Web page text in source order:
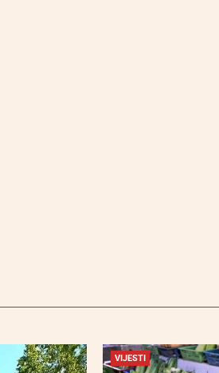
VIJESTI